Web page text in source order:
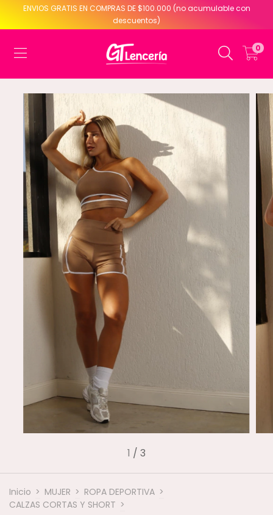
ENVIOS GRATIS EN COMPRAS DE $100.000 (no acumulable con
descuentos)
0
1 / 3
Inicio > MUJER > ROPA DEPORTIVA >
CALZAS CORTAS Y SHORT >